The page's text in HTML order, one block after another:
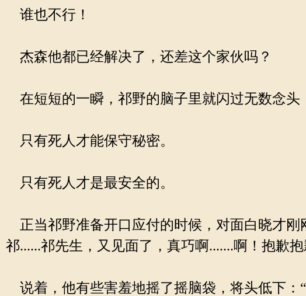
谁也不行！
杰森他都已经解决了，还差这个家伙吗？
在短短的一瞬，祁野的脑子里就闪过无数念头
只有死人才能保守秘密。
只有死人才是最安全的。
正当祁野准备开口应付的时候，对面白晓才刚
祁......祁先生，又见面了，真巧啊.......啊！抱歉
说着，他有些害羞地摇了摇脑袋，将头低下：